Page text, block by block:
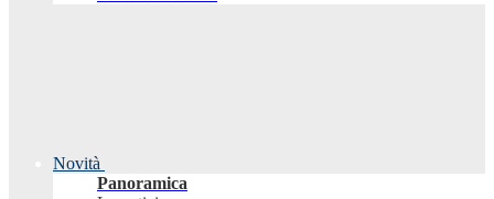
Novità
Panoramica